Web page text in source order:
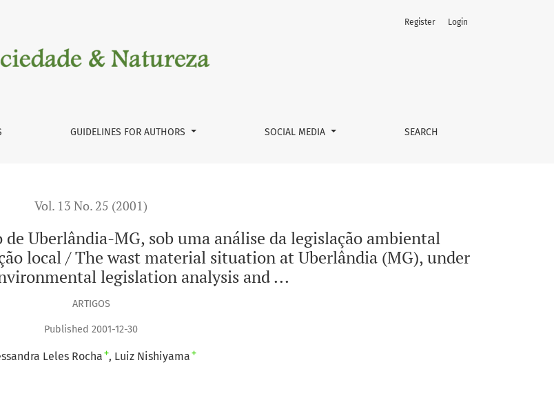
uma análise da legislação ambiental brasileira e do ponto de vista da população local / The wast
GUIDELINES FOR AUTHORS SOCIAL MEDIA SEARCH
Register Login
Vol. 13 No. 25 (2001)
Uberlândia-MG, sob uma análise da legislação ambiental
local / The wast material situation at Uberlândia (MG), under
legislation analysis and ...
ARTIGOS
Published 2001-12-30
Leles Rocha + Luiz Nishiyama +